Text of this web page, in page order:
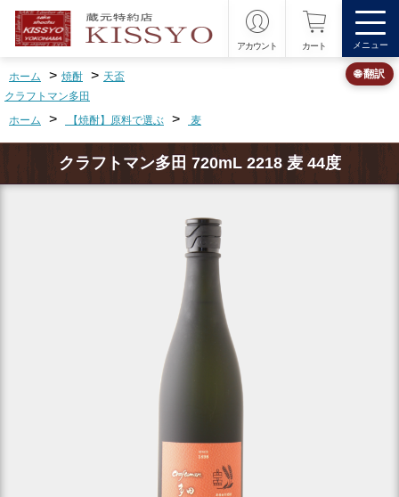
アカウント カート メニュー
ホーム > 焼酎 > 天盃
クラフトマン多田
ホーム
> 【焼酎】原料で選ぶ > 麦
クラフトマン多田 720mL 2218 麦 44度
🌐 翻訳